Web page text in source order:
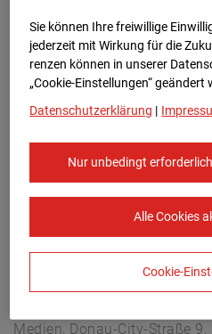
Europe/Vienna
Medien, Donau-City-Straße
Sie können Ihre freiwillige
jederzeit mit Wirkung für die
renzen können in unserer
„Cookie-Einstellungen“ geändert
Datenschutzerklärung |
Nur unbedingt
Alle Cookies
Cookie-